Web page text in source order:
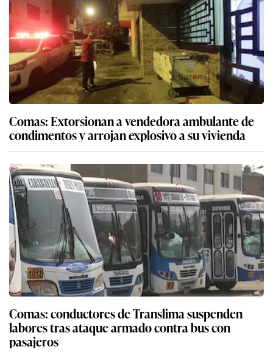
Comas: Extorsionan a vendedora ambulante de
condimentos y arrojan explosivo a su vivienda
Comas: conductores de Translima suspenden
labores tras ataque armado contra bus con
pasajeros